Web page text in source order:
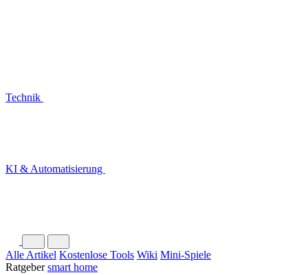
Technik
KI & Automatisierung
Alle Artikel Kostenlose Tools Wiki Mini-Spiele
Ratgebersmart home